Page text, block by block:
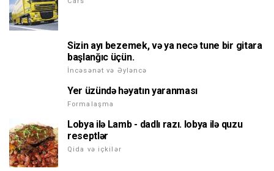
Sizin ayı bezemek, və ya necə tune bir gitara
başlanğıc üçün.
İncəsənət və Əyləncə
Yer üzündə həyatın yaranması
Formalaşma
Lobya ilə Lamb - dadlı razı. lobya ilə quzu
reseptlər
Qida və içkilər